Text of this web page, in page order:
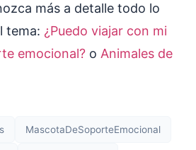
más a detalle todo lo
tema: ¿Puedo viajar con mi
emocional? o Animales de
MascotaDeSoporteEmocional